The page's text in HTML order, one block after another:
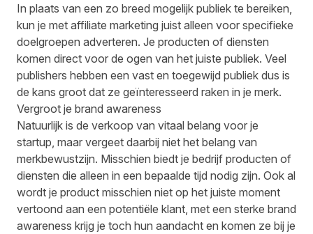
In plaats van een zo breed mogelijk publiek te bereiken,
kun je met affiliate marketing juist alleen voor specifieke
doelgroepen adverteren. Je producten of diensten
komen direct voor de ogen van het juiste publiek. Veel
publishers hebben een vast en toegewijd publiek dus is
de kans groot dat ze geïnteresseerd raken in je merk.
Vergroot je brand awareness
Natuurlijk is de verkoop van vitaal belang voor je
startup, maar vergeet daarbij niet het belang van
merkbewustzijn. Misschien biedt je bedrijf producten of
diensten die alleen in een bepaalde tijd nodig zijn. Ook al
wordt je product misschien niet op het juiste moment
vertoond aan een potentiële klant, met een sterke brand
awareness krijg je toch hun aandacht en komen ze bij je